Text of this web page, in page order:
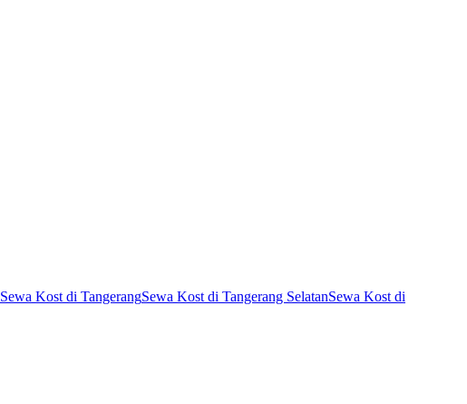
Sewa Kost di TangerangSewa Kost di Tangerang SelatanSewa Kost di